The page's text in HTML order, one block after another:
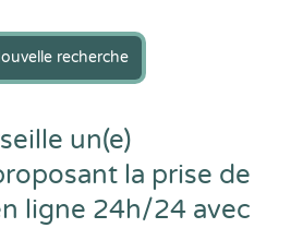
recherche
un(e)
la prise de
ligne 24h/24 avec